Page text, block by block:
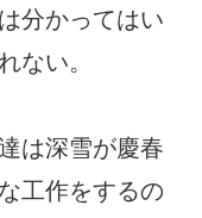
分かってはい
ない。
は深雪が慶春
工作をするの